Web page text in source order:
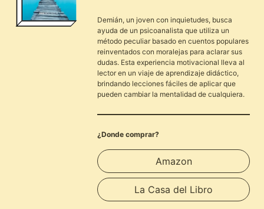
Demián, un joven con inquietudes, busca
ayuda de un psicoanalista que utiliza un
método peculiar basado en cuentos populares
reinventados con moralejas para aclarar sus
dudas. Esta experiencia motivacional lleva al
lector en un viaje de aprendizaje didáctico,
brindando lecciones fáciles de aplicar que
pueden cambiar la mentalidad de cualquiera.
¿Donde comprar?
Amazon
La Casa del Libro